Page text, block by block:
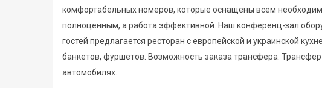
комфортабельных номеров, которые оснащены всем
полноценным, а работа эффективной. Наш конференц-зал
гостей предлагается ресторан с европейской и украинской
банкетов, фуршетов. Возможность заказа трансфера.
автомобилях.